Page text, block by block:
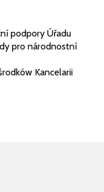
podpory Úřadu
pro národnostní
Kancelarii